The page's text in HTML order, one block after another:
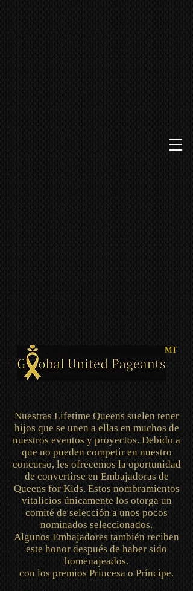
MT
Nuestras Lifetime Queens suelen tener
hijos que se unen a ellas en muchos de
nuestros eventos y proyectos. Debido a
que no pueden competir en nuestro
concurso, les ofrecemos la oportunidad
de convertirse en Embajadoras de
Queens for Kids. Estos nombramientos
vitalicios únicamente los otorga un
comité de selección a unos pocos
nominados seleccionados.
Algunos Embajadores también reciben
este honor después de haber sido
homenajeados.
con los premios Princesa o Príncipe.